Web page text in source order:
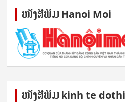
ໜັງ​ສື​ພິມ Hanoi Moi
ໜັງ​ສື​ພິມ kinh te dothi